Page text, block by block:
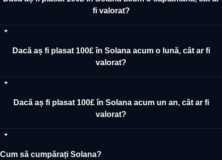
fi valorat?
Dacă aș fi plasat 100£ în Solana acum o lună, cât ar fi
valorat?
Dacă aș fi plasat 100£ în Solana acum un an, cât ar fi
valorat?
Cum să cumpărați Solana?